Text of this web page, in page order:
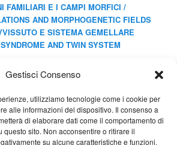
Gestisci Consenso
utilizziamo tecnologie come i cookie per
alle informazioni del dispositivo. Il consenso a
di elaborare dati come il comportamento di
questo sito. Non acconsentire o ritirare il
su alcune caratteristiche e funzioni.
FAMILIARI E I CAMPI MORFICI /
AND MORPHOGENETIC FIELDS
E SISTEMA GEMELLARE
AND TWIN SYSTEM
Cerca